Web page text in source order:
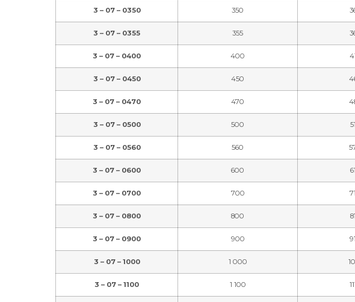
3 – 07 – 0350 350
3 – 07 – 0355 355
3 – 07 – 0400 400
3 – 07 – 0450 450
3 – 07 – 0470 470
3 – 07 – 0500 500
3 – 07 – 0560 560
3 – 07 – 0600 600
3 – 07 – 0700 700
3 – 07 – 0800 800
3 – 07 – 0900 900
3 – 07 – 1000 1 000
3 – 07 – 1100 1 100